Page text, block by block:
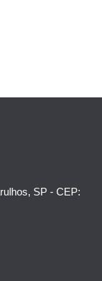
SP - CEP: